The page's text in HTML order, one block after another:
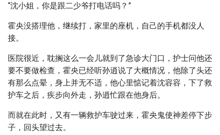
“沈小姐，你是跟二少爷打电话吗？”
霍央没搭理他，继续打，家里的座机，自己的手机都没人
接。
医院很近，耽搁这么一会儿就到了急诊大门口，护士问他还
要不要做检查，霍央已经听孙逍说了大概情况，他除了头还
有那么点晕，身上并无不适，他心里惦记着沈容容，下了救
护车之后，疾步向外走，孙逍忙跟在他身后。
而就在此时，又有一辆救护车驶过来，霍央鬼使神差停下步
子，回头望过去。